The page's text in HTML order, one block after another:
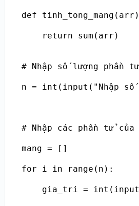
def
return sum(arr)
# Nhập số lượng phần tử
n = int(input("Nhập số
# Nhập các phần tử của
mang = []
for i in range(n):
gia_tri =